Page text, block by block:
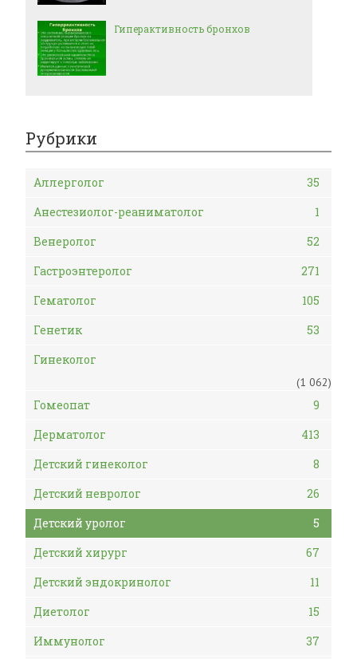
Гиперактивность бронхов
Рубрики
Аллерголог
35
Анестезиолог-реаниматолог
1
Венеролог
52
Гастроэнтеролог
271
Гематолог
105
Генетик
53
Гинеколог
(1 062)
Гомеопат
9
Дерматолог
413
Детский гинеколог
8
Детский невролог
26
Детский уролог
5
Детский хирург
67
Детский эндокринолог
11
Диетолог
15
Иммунолог
37